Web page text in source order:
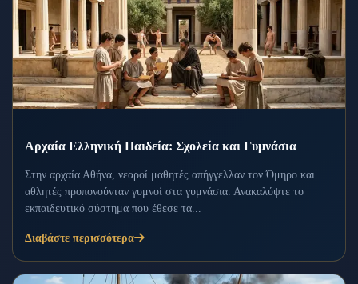
Αρχαία Ελληνική Παιδεία: Σχολεία και Γυμνάσια
Στην αρχαία Αθήνα, νεαροί μαθητές απήγγελλαν τον Όμηρο και
αθλητές προπονούνταν γυμνοί στα γυμνάσια. Ανακαλύψτε το
εκπαιδευτικό σύστημα που έθεσε τα...
Διαβάστε περισσότερα